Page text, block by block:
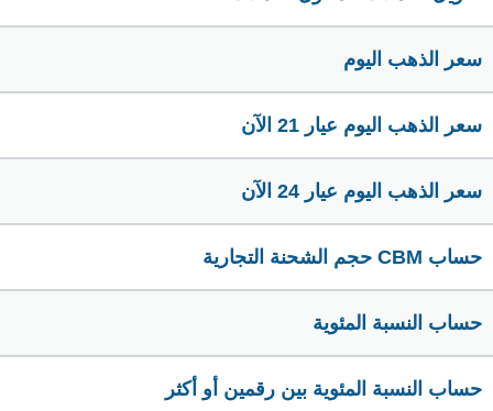
سعر الذهب اليوم
سعر الذهب اليوم عيار 21 الآن
سعر الذهب اليوم عيار 24 الآن
حساب CBM حجم الشحنة التجارية
حساب النسبة المئوية
حساب النسبة المئوية بين رقمين أو أكثر